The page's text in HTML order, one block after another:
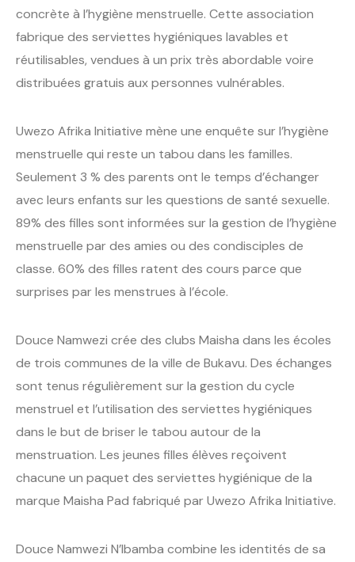
concrète à l’hygiène menstruelle. Cette association
fabrique des serviettes hygiéniques lavables et
réutilisables, vendues à un prix très abordable voire
distribuées gratuis aux personnes vulnérables.
Uwezo Afrika Initiative mène une enquête sur l’hygiène
menstruelle qui reste un tabou dans les familles.
Seulement 3 % des parents ont le temps d’échanger
avec leurs enfants sur les questions de santé sexuelle.
89% des filles sont informées sur la gestion de l’hygiène
menstruelle par des amies ou des condisciples de
classe. 60% des filles ratent des cours parce que
surprises par les menstrues à l’école.
Douce Namwezi crée des clubs Maisha dans les écoles
de trois communes de la ville de Bukavu. Des échanges
sont tenus régulièrement sur la gestion du cycle
menstruel et l’utilisation des serviettes hygiéniques
dans le but de briser le tabou autour de la
menstruation. Les jeunes filles élèves reçoivent
chacune un paquet des serviettes hygiénique de la
marque Maisha Pad fabriqué par Uwezo Afrika Initiative.
Douce Namwezi N’Ibamba combine les identités de sa